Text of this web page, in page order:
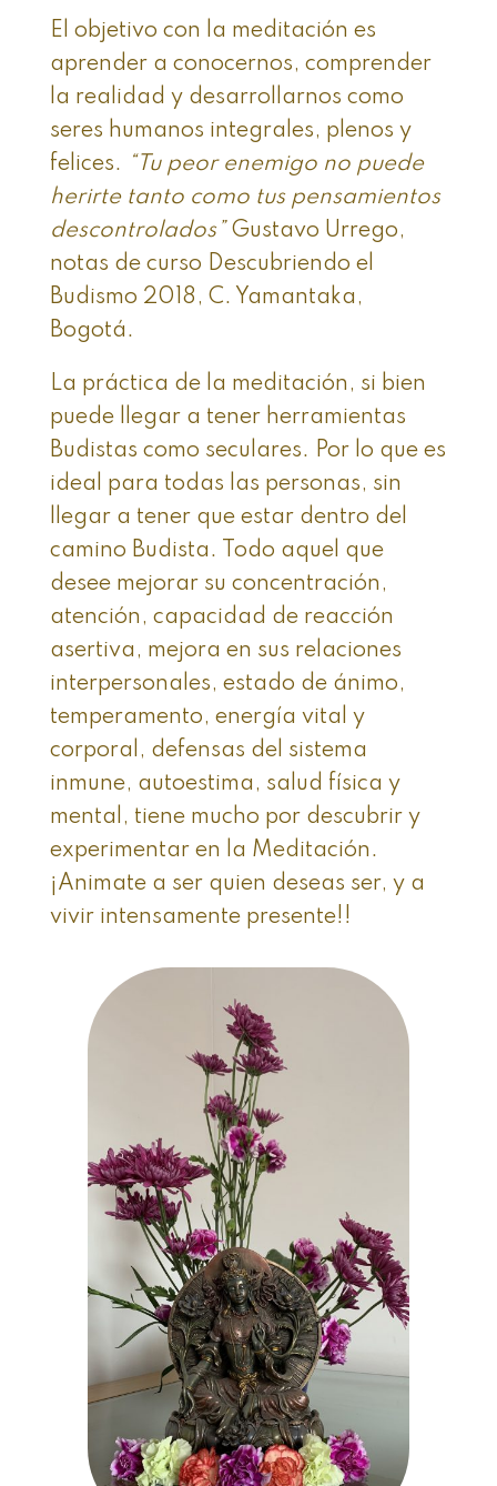
El objetivo con la meditación es
aprender a conocernos, comprender
la realidad y desarrollarnos como
seres humanos integrales, plenos y
felices. “Tu peor enemigo no puede
herirte tanto como tus pensamientos
descontrolados”Gustavo Urrego,
notas de curso Descubriendo el
Budismo 2018, C. Yamantaka,
Bogotá.
La práctica de la meditación, si bien
puede llegar a tener herramientas
Budistas como seculares. Por lo que es
ideal para todas las personas, sin
llegar a tener que estar dentro del
camino Budista. Todo aquel que
desee mejorar su concentración,
atención, capacidad de reacción
asertiva, mejora en sus relaciones
interpersonales, estado de ánimo,
temperamento, energía vital y
corporal, defensas del sistema
inmune, autoestima, salud física y
mental, tiene mucho por descubrir y
experimentar en la Meditación.
¡Animate a ser quien deseas ser, y a
vivir intensamente presente!!